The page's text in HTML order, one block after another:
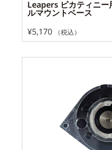
Leapers ピカティニー
ルマウントベース
¥5,170 （税込）